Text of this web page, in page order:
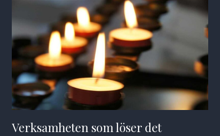
Verksamheten som löser det